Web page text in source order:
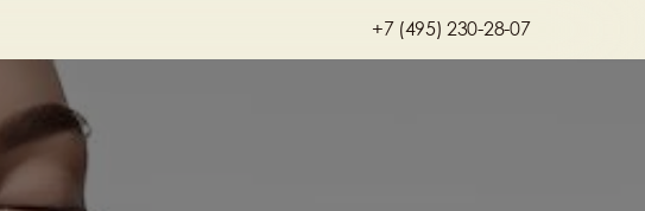
+7 (495) 230-28-07